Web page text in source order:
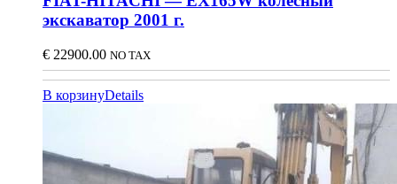
экскаватор 2001 г.
€ 22900.00 NO TAX
В корзинуDetails